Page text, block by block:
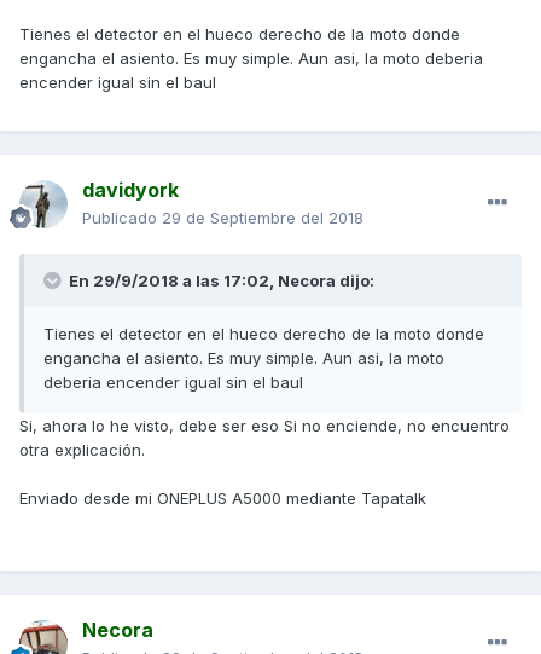
Tienes el detector en el hueco derecho de la moto donde
engancha el asiento. Es muy simple. Aun asi, la moto deberia
encender igual sin el baul
davidyork
Publicado 29 de Septiembre del 2018
En 29/9/2018 a las 17:02, Necora dijo:
Tienes el detector en el hueco derecho de la moto donde
engancha el asiento. Es muy simple. Aun asi, la moto
deberia encender igual sin el baul
Si, ahora lo he visto, debe ser eso Si no enciende, no encuentro
otra explicación.
Enviado desde mi ONEPLUS A5000 mediante Tapatalk
Necora